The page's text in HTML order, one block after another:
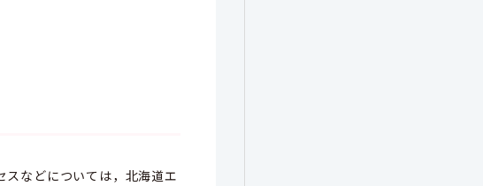
などについては，北海道エ